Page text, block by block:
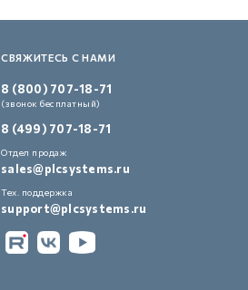
СВЯЖИТЕСЬ С НАМИ
8 (800) 707-18-71
(звонок бесплатный)
8 (499) 707-18-71
Отдел продаж
sales@plcsystems.ru
Тех. поддержка
support@plcsystems.ru